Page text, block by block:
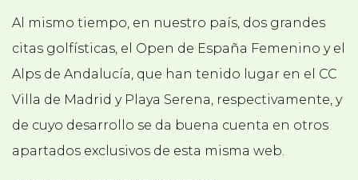
Al mismo tiempo, en nuestro país, dos grandes
citas golfísticas, el Open de España Femenino y el
Alps de Andalucía, que han tenido lugar en el CC
Villa de Madrid y Playa Serena, respectivamente, y
de cuyo desarrollo se da buena cuenta en otros
apartados exclusivos de esta misma web.